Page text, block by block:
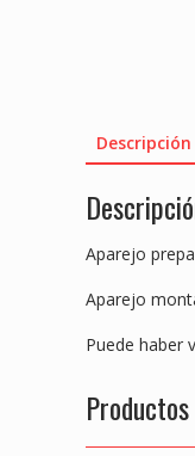
Descripción
Aparejo
Aparejo
Puede haber